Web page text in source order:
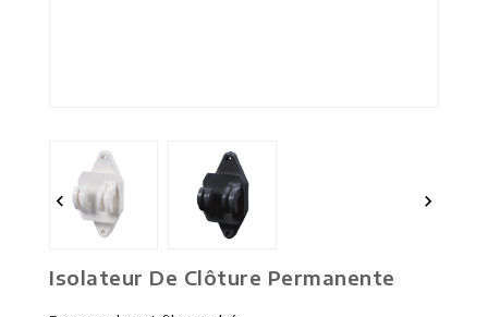
 
Isolateur De Clôture Permanente